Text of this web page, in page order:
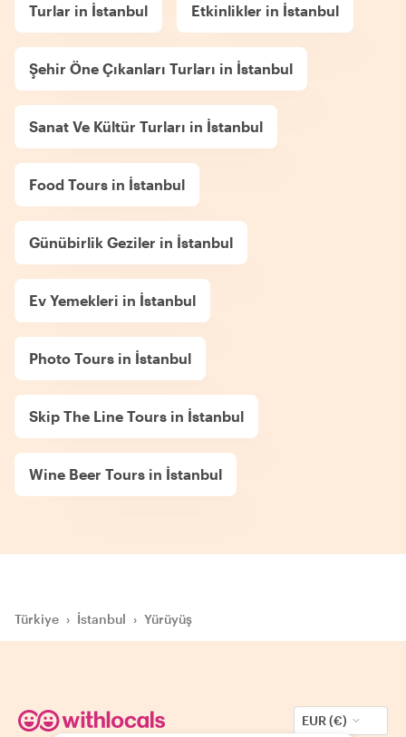
Turlar in İstanbul Etkinlikler in İstanbul
Şehir Öne Çıkanları Turları in İstanbul
Sanat Ve Kültür Turları in İstanbul
Food Tours in İstanbul
Günübirlik Geziler in İstanbul
Ev Yemekleri in İstanbul
Photo Tours in İstanbul
Skip The Line Tours in İstanbul
Wine Beer Tours in İstanbul
Türkiye › İstanbul › Yürüyüş
EUR (€)